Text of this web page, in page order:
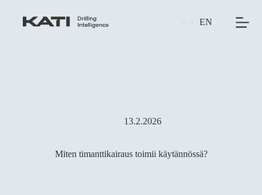
content
EN
13.2.2026
Miten timanttikairaus toimii käytännössä?